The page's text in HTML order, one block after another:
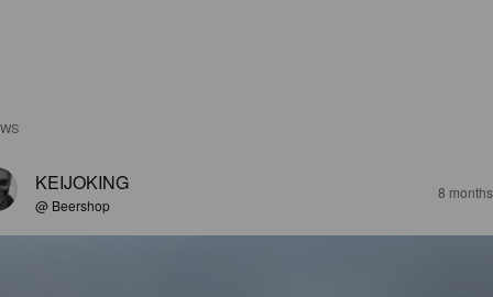
KEIJOKING
@ Beershop
8